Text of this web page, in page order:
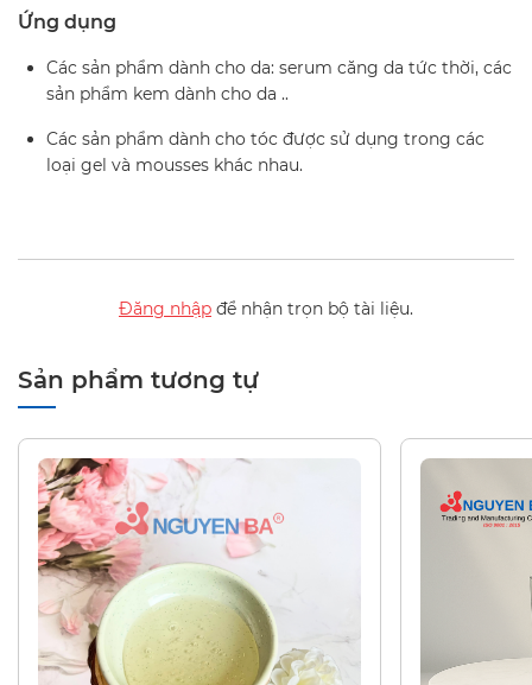
Ứng dụng
Các sản phẩm dành cho da: serum căng da tức thời, các
sản phẩm kem dành cho da ..
Các sản phẩm dành cho tóc được sử dụng trong các
loại gel và mousses khác nhau.
Đăng nhập để nhận trọn bộ tài liệu.
Sản phẩm tương tự